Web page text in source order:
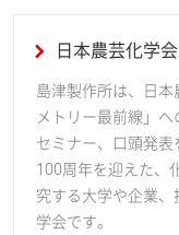
日本農芸化学
島津製作所は、日
メトリー最前線」
セミナー、口頭発
100周年を迎えた、
究する大学や企業
学会です。